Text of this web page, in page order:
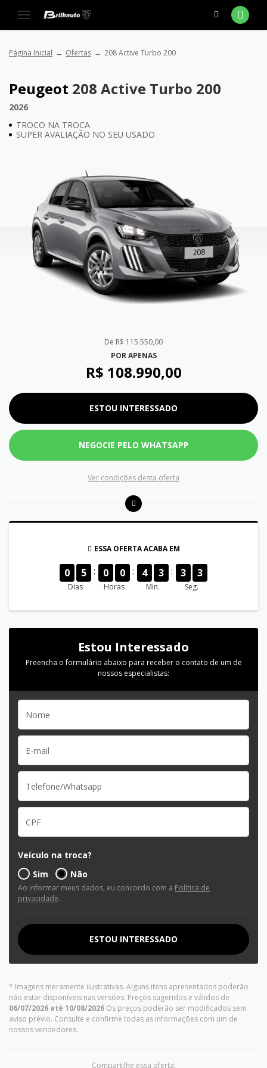
Página Inicial Ofertas 208 Active Turbo 200
Peugeot 208 Active Turbo 200
2026
TROCO NA TROCA
SUPER AVALIAÇÃO NO SEU USADO
de R$ 115.550,00
POR APENAS
R$ 108.990,00
ESTOU INTERESSADO
NEGOCIE PELO WHATSAPP
Ver condições desta oferta
ESSA OFERTA ACABA EM
0 5
Dias
0 0
Horas
4 3
Min.
3 3
Seg.
Estou Interessado
Preencha o formulário abaixo para receber o contato de um de
nossos especialistas:
Veículo na troca?
Sim
Não
Ao informar meus dados, eu concordo com a Política de
privacidade.
ESTOU INTERESSADO
* Imagens meramente ilustrativas. Alguns itens apresentados poderão
não estar disponíveis nas versões. Preços sugeridos e válidos de
06/07/2026 até 10/08/2026 Os preços poderão ser modificados sem
aviso prévio. Consulte e confirme todas as informações com um de
nossos vendedores.
Compartilhe essa oferta: